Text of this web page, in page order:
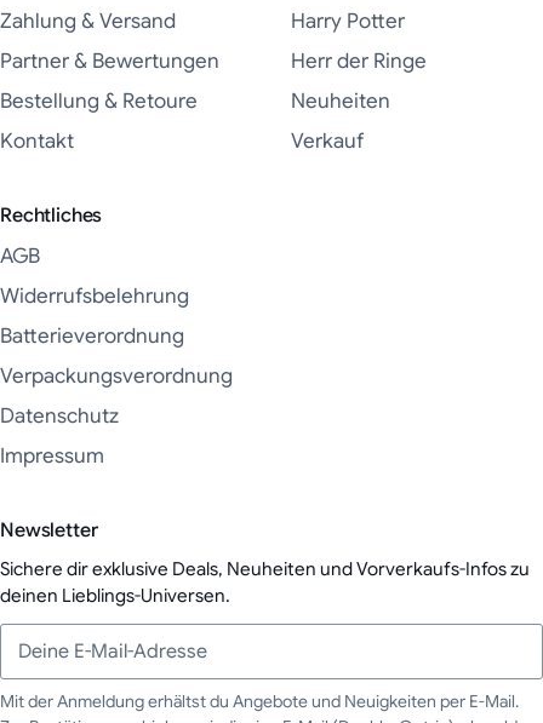
Zahlung & Versand
Partner & Bewertungen
Bestellung & Retoure
Kontakt
Harry Potter
Herr der Ringe
Neuheiten
Verkauf
Rechtliches
AGB
Widerrufsbelehrung
Batterieverordnung
Verpackungsverordnung
Datenschutz
Impressum
Newsletter
Sichere dir exklusive Deals, Neuheiten und Vorverkaufs-Infos zu
deinen Lieblings-Universen.
Mit der Anmeldung erhältst du Angebote und Neuigkeiten per E-Mail.